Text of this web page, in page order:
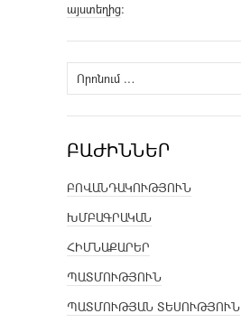
այստեղից։
Որոնել՝
ԲԱԺԻՆՆԵՐ
ԲՈՎԱՆԴԱԿՈՒԹՅՈՒՆ
ԽՄԲԱԳՐԱԿԱՆ
ՀԻՄՆԱՔԱՐԵՐ
ՊԱՏՄՈՒԹՅՈՒՆ
ՊԱՏՄՈՒԹՅԱՆ ՏԵՍՈՒԹՅՈՒՆ